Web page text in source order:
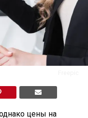
цены на